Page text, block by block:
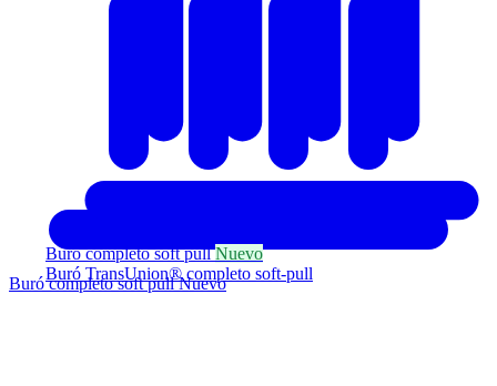
Buró completo soft pullNuevo
Buró TransUnion® completo soft-pull
Buró completo soft pullNuevo